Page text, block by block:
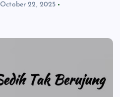
October 22, 2025